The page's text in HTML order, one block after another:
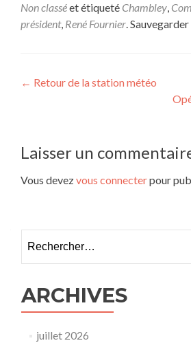
Non classéet étiqueté Chambley,
président, René Fournier. Sauvegarder
Navigation
← Retour de la station météo
Laisser un
Vous devezvous connecterpour
ARCHIVES
juillet 2026